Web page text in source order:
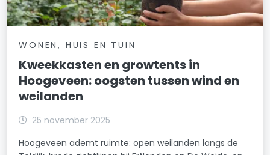
WONEN, HUIS EN TUIN
Kweekkasten en growtents in
Hoogeveen: oogsten tussen wind en
weilanden
25 november 2025
Hoogeveen ademt ruimte: open weilanden langs de